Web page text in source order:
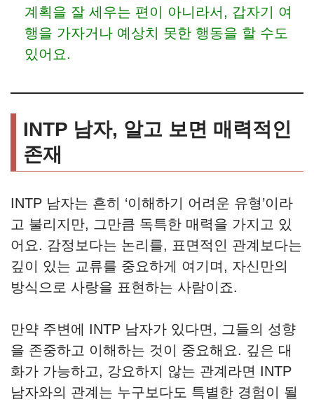
계획을 잘 세우는 편이 아니라서, 갑자기 여
행을 가자거나 예상치 못한 행동을 할 수도
있어요.
INTP 남자, 알고 보면 매력적인
존재
INTP 남자는 흔히 ‘이해하기 어려운 유형’이라
고 불리지만, 그만큼 독특한 매력을 가지고 있
어요. 감정보다는 논리를, 표면적인 관계보다는
깊이 있는 교류를 중요하게 여기며, 자신만의
방식으로 사랑을 표현하는 사람이죠.
만약 주변에 INTP 남자가 있다면, 그들의 성향
을 존중하고 이해하는 것이 중요해요. 깊은 대
화가 가능하고, 강요하지 않는 관계라면 INTP
남자와의 관계는 누구보다도 특별한 경험이 될